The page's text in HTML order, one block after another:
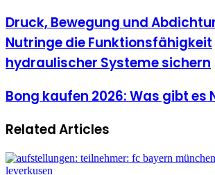
Druck, Bewegung und
Nutringe die Funktionsfähigkeit
hydraulischer Systeme sichern
Bong kaufen 2026: Was gibt es
Related Articles